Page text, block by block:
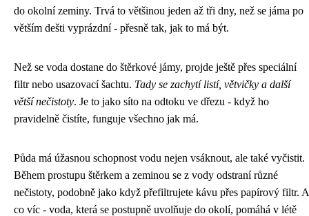
do okolní zeminy. Trvá to většinou jeden až tři dny, než se jáma po
větším dešti vyprázdní - přesně tak, jak to má být.
Než se voda dostane do štěrkové jámy, projde ještě přes speciální
filtr nebo usazovací šachtu. Tady se zachytí listí, větvičky a další
větší nečistoty. Je to jako síto na odtoku ve dřezu - když ho
pravidelně čistíte, funguje všechno jak má.
Půda má úžasnou schopnost vodu nejen vsáknout, ale také vyčistit.
Během prostupu štěrkem a zeminou se z vody odstraní různé
nečistoty, podobně jako když přefiltrujete kávu přes papírový filtr. A
co víc - voda, která se postupně uvolňuje do okolí, pomáhá v létě